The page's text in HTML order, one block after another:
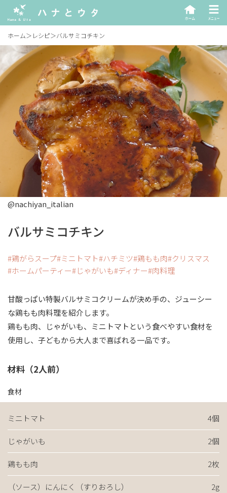
ホーム＞ レシピ＞バルサミコチキン
@nachiyan_italian
バルサミコチキン
鶏がらスープ ミニトマト ハチミツ 鶏もも肉 クリスマス
ホームパーティー
じゃがいも ディナー 肉料理
甘酸っぱい特製バルサミコクリームが決め手の、ジューシー
な鶏もも肉料理を紹介します。
鶏もも肉、じゃがいも、ミニトマトという食べやすい食材を
使用し、子どもから大人まで喜ばれる一品です。
材料（2人前）
食材
ミニトマト 4個
じゃがいも 2個
鶏もも肉 2枚
（ソース）にんにく（すりおろし） 2g